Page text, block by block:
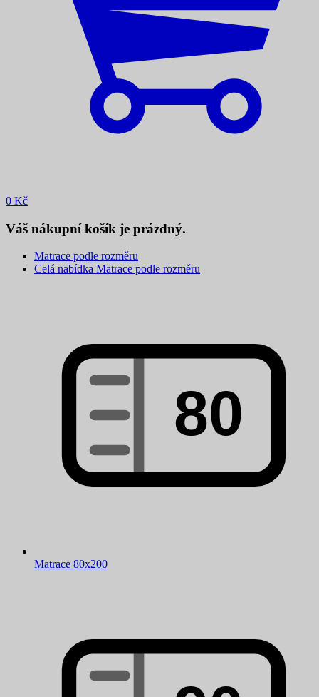
0 Kč
Váš nákupní košík je prázdný.
Matrace podle rozměru
Celá nabídka Matrace podle rozměru
Matrace 80x200